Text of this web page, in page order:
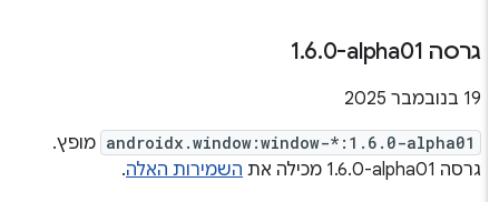
גרסה ‎1 .6.0-alpha01
‫19 בנובמבר 2025
androidx.window:window-*:1.6.0-alpha01 מופץ.
גרסה ‎1.6.0-alpha01 מכילה את
השמירות האלה.